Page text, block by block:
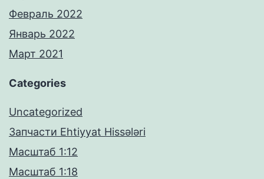
Февраль 2022
Январь 2022
Март 2021
Categories
Uncategorized
Запчасти Ehtiyyat Hissələri
Масштаб 1:12
Масштаб 1:18